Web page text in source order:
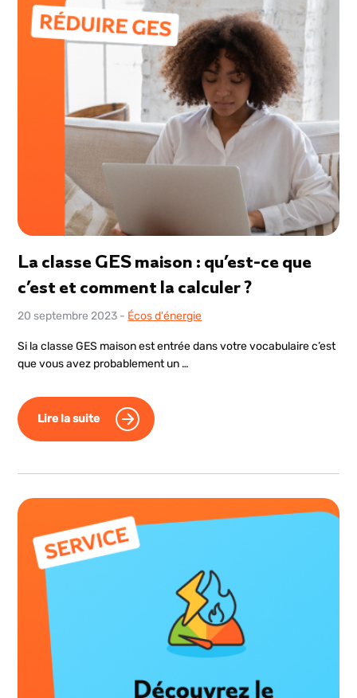
La classe GES maison : qu’est-ce que
c’est et comment la calculer ?
20 septembre 2023 - Écos d'énergie
Si la classe GES maison est entrée dans votre vocabulaire c’est
que vous avez probablement un …
Lire la suite